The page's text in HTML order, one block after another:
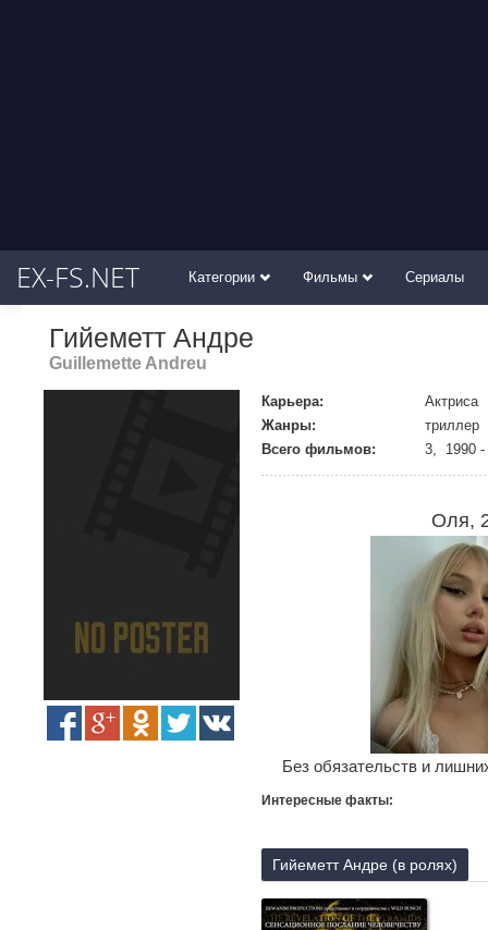
EX-FS.NET Категории Фильмы Сериалы
Гийеметт Андре
Guillemette Andreu
Карьера:
Актриса
Жанры:
триллер
Всего фильмов:
3, 1990 -
Оля,
Без обязательств и
Интересные факты:
Гийеметт Андре (в ролях)